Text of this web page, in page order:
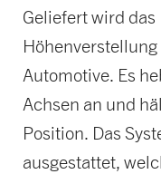
Geliefert wird
Höhenverstellung
Automotive. Es
Achsen an und
Position. Das
ausgestattet,